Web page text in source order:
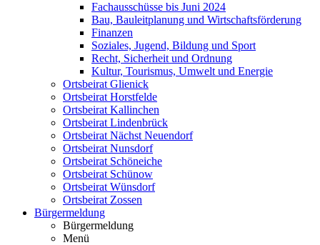
Fachausschüsse bis Juni 2024
Bau, Bauleitplanung und Wirtschaftsförderung
Finanzen
Soziales, Jugend, Bildung und Sport
Recht, Sicherheit und Ordnung
Kultur, Tourismus, Umwelt und Energie
Ortsbeirat Glienick
Ortsbeirat Horstfelde
Ortsbeirat Kallinchen
Ortsbeirat Lindenbrück
Ortsbeirat Nächst Neuendorf
Ortsbeirat Nunsdorf
Ortsbeirat Schöneiche
Ortsbeirat Schünow
Ortsbeirat Wünsdorf
Ortsbeirat Zossen
Bürgermeldung
Bürgermeldung
Menü